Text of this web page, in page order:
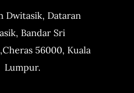
Dwitasik, Dataran
Bandar Sri
Cheras 56000, Kuala
Lumpur.